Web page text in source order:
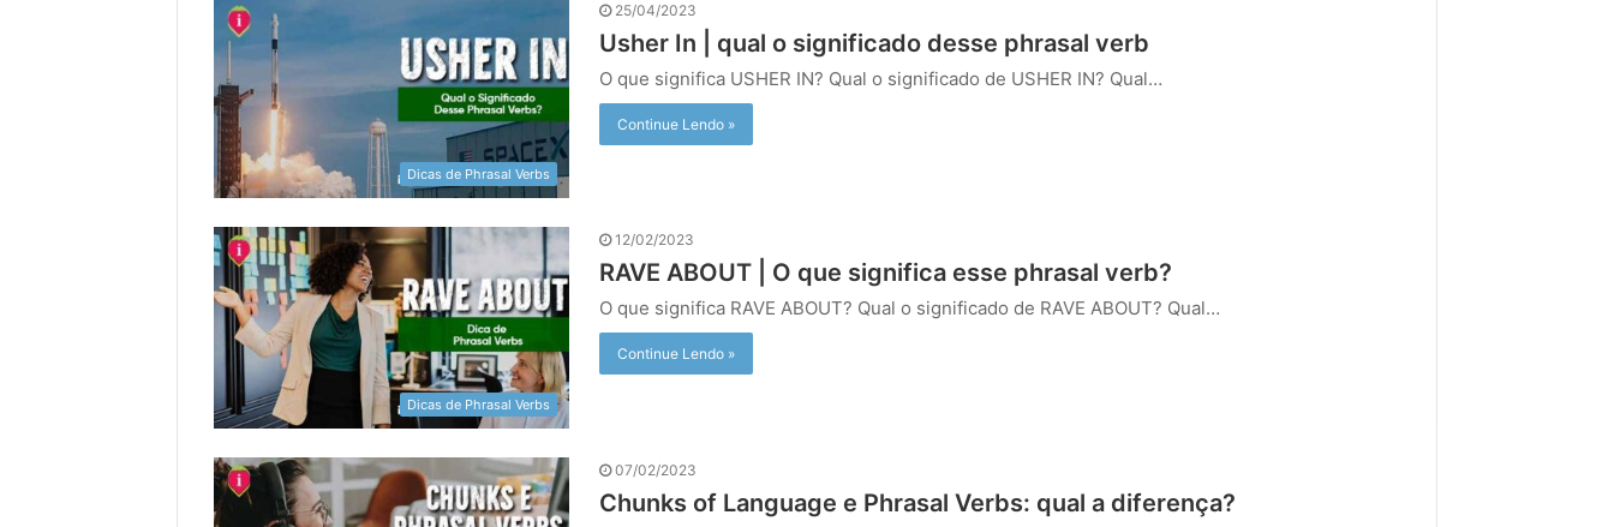
Dicas de Phrasal Verbs
25/04/2023
Usher In | qual o significado desse phrasal verb
O que significa USHER IN? Qual o significado de USHER IN? Qual…
Continue Lendo »
Dicas de Phrasal Verbs
12/02/2023
RAVE ABOUT | O que significa esse phrasal verb?
O que significa RAVE ABOUT? Qual o significado de RAVE ABOUT? Qual…
Continue Lendo »
07/02/2023
Chunks of Language e Phrasal Verbs: qual a diferença?